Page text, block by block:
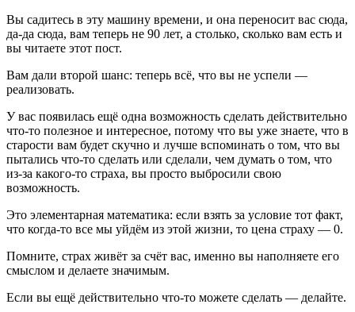
Вы садитесь в эту машину времени, и она переносит вас сюда,
да-да сюда, вам теперь не 90 лет, а столько, сколько вам есть и
вы читаете этот пост.
Вам дали второй шанс: теперь всё, что вы не успели —
реализовать.
У вас появилась ещё одна возможность сделать действительно
что-то полезное и интересное, потому что вы уже знаете, что в
старости вам будет скучно и лучше вспоминать о том, что вы
пытались что-то сделать или сделали, чем думать о том, что
из-за какого-то страха, вы просто выбросили свою
возможность.
Это элементарная математика: если взять за условие тот факт,
что когда-то все мы уйдём из этой жизни, то цена страху — 0.
Помните, страх живёт за счёт вас, именно вы наполняете его
смыслом и делаете значимым.
Если вы ещё действительно что-то можете сделать — делайте.